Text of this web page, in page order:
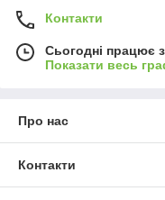
Контакти
Сьогодні працює
Показати весь
Про нас
Контакти